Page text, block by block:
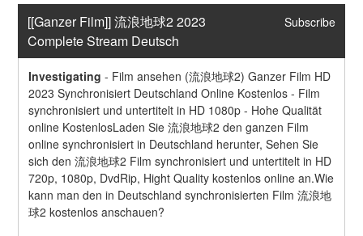
[[Ganzer Film]] 流浪地球2 2023
Complete Stream Deutsch
Subscribe
Investigating - Film ansehen (流浪地球2) Ganzer Film HD
2023 Synchronisiert Deutschland Online Kostenlos - Film
synchronisiert und untertitelt in HD 1080p - Hohe Qualität
online KostenlosLaden Sie 流浪地球2 den ganzen Film
online synchronisiert in Deutschland herunter, Sehen Sie
sich den 流浪地球2 Film synchronisiert und untertitelt in HD
720p, 1080p, DvdRip, Hight Quality kostenlos online an.Wie
kann man den in Deutschland synchronisierten Film 流浪地
球2 kostenlos anschauen?